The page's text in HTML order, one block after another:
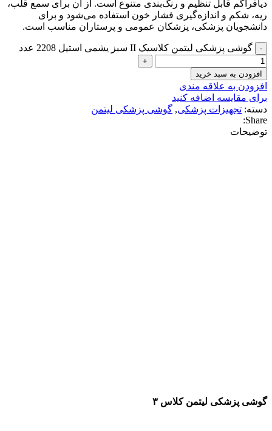
دیافراگم قابل تنظیم و رنگ‌بندی متنوع است. از آن برای سمع قلب،
ریه، شکم و اندازه‌گیری فشار خون استفاده می‌شود و برای
دانشجویان پزشکی، پزشکان عمومی و پرستاران مناسب است.
گوشی پزشکی لیتمن کلاسیک II سبز یشمی استیل 2208 عدد
افزودن به سبد خرید
افزودن به علاقه مندی
برای مقایسه اضافه کنید
دسته: تجهیزات پزشکی, گوشی پزشکی لیتمن
Share:
توضیحات
گوشی پزشکی لیتمن کلاس ۳